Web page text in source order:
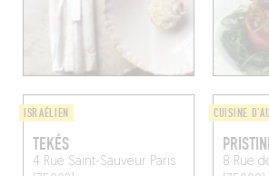
ISRAÉLIEN
TEKÉS
4 Rue Saint-Sauveur Paris
CUISINE
8 Rue